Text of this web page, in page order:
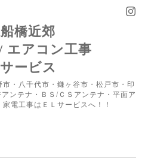
橋近郊
エアコン工事
ービス
・八千代市・鎌ヶ谷市・松戸市・印
ンテナ・ＢＳ/ＣＳアンテナ・平面ア
電工事はＥＬサービスへ！！